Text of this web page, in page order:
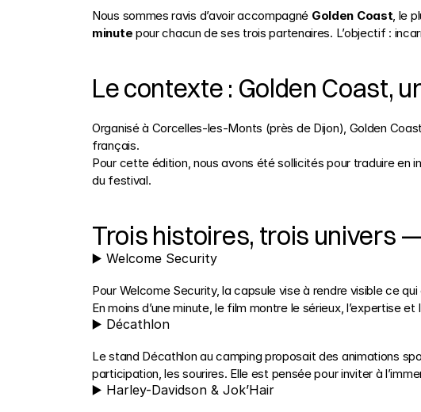
Nous sommes ravis d’avoir accompagné Golden Coast , le
minute pour chacun de ses trois partenaires. L’objectif :
Le contexte : Golden Coast,
Organisé à Corcelles-les-Monts (près de Dijon), Golden
français.
Pour cette édition, nous avons été sollicités pour traduire en
du festival.
Trois histoires, trois univers
▶️ Welcome Security
Pour Welcome Security, la capsule vise à rendre visible ce
En moins d’une minute, le film montre le sérieux, l’expertise
▶️ Décathlon
Le stand Décathlon au camping proposait des animations
participation, les sourires. Elle est pensée pour inviter à
▶️ Harley-Davidson & Jok’Hair